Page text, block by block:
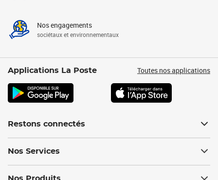
Nos engagements
sociétaux et environnementaux
Applications La Poste Toutes nos applications
Restons connectés
Nos Services